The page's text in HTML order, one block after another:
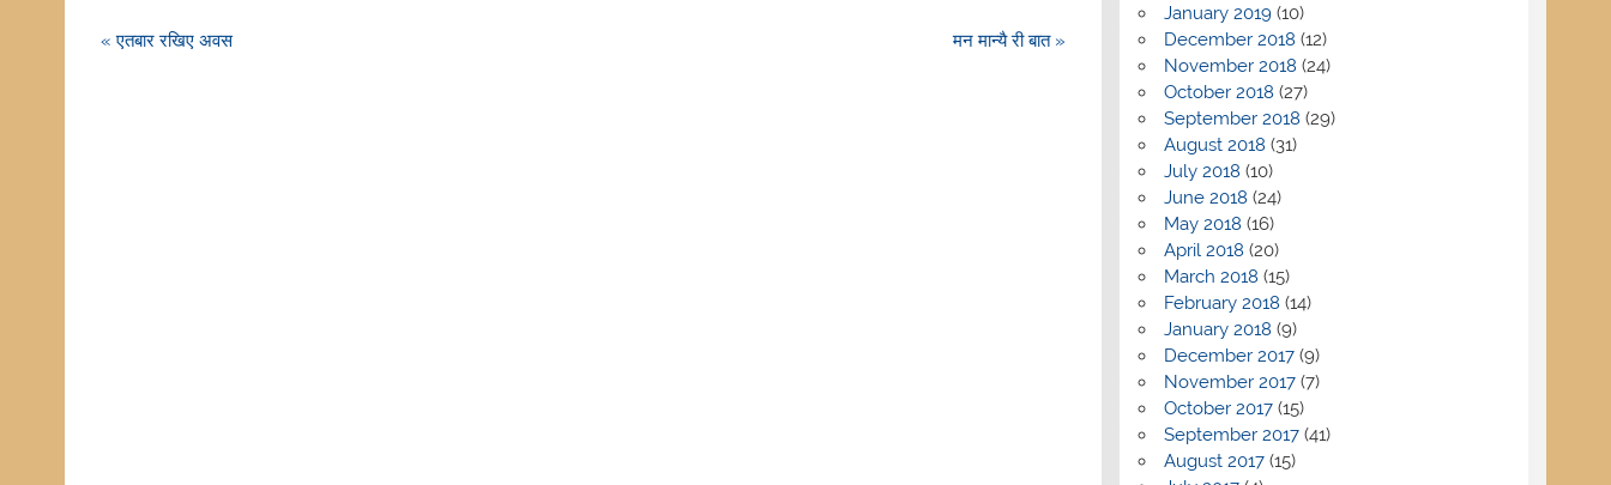
Post
« एतबार रखिए अवस मन मान्यै री बात »
January 2019(10)
December 2018 (12)
November 2018 (24)
October 2018 (27)
September 2018 (29)
August 2018 (31)
July 2018 (10)
June 2018 (24)
May 2018 (16)
April 2018 (20)
March 2018 (15)
February 2018 (14)
January 2018 (9)
December 2017(9)
November 2017(7)
October 2017(15)
September 2017(41)
August 2017(15)